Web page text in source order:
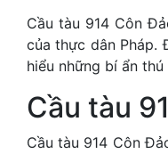
Cầu tàu 914 Côn
của thực dân Pháp.
hiểu những bí ẩn
Cầu tàu
Cầu tàu 914 Côn